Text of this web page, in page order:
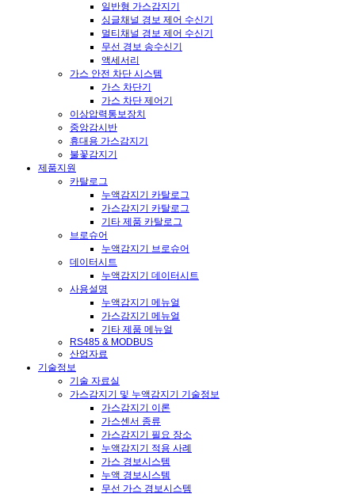
일반형 가스감지기
싱글채널 경보 제어 수신기
멀티채널 경보 제어 수신기
무선 경보 송수신기
액세서리
가스 안전 차단 시스템
가스 차단기
가스 차단 제어기
이상압력통보장치
중앙감시반
휴대용 가스감지기
불꽃감지기
제품지원
카탈로그
누액감지기 카탈로그
가스감지기 카탈로그
기타 제품 카탈로그
브로슈어
누액감지기 브로슈어
데이터시트
누액감지기 데이터시트
사용설명
누액감지기 메뉴얼
가스감지기 메뉴얼
기타 제품 메뉴얼
RS485 & MODBUS
산업자료
기술정보
기술 자료실
가스감지기 및 누액감지기 기술정보
가스감지기 이론
가스센서 종류
가스감지기 필요 장소
누액감지기 적용 사례
가스 경보시스템
누액 경보시스템
무선 가스 경보시스템